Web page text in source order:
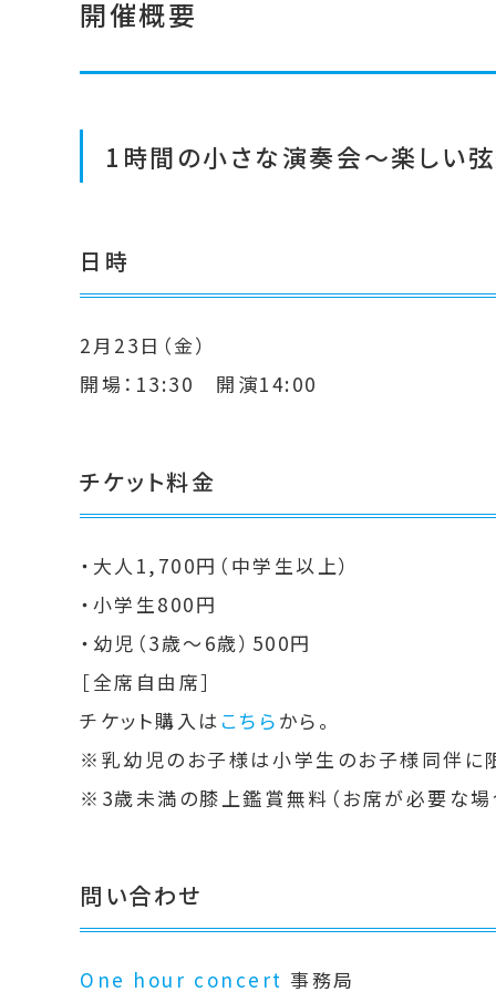
開催概要
1時間の小さな演奏会～楽しい
日時
2月23日（金）
開場：13:30 開演14:00
チケット料金
・大人1,700円（中学生以上）
・小学生800円
・幼児（3歳～6歳）500円
［全席自由席］
チケット購入は こちら から。
※乳幼児のお子様は小学生のお子様同伴に
※3歳未満の膝上鑑賞無料（お席が必要な場
問い合わせ
One hour concert 事務局